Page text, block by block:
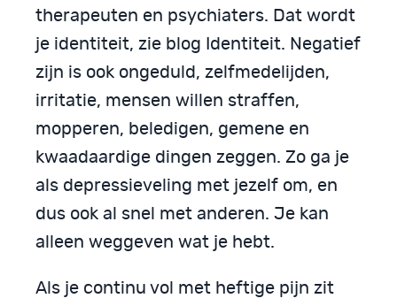
therapeuten en psychiaters. Dat wordt
je identiteit, zie blog Identiteit. Negatief
zijn is ook ongeduld, zelfmedelijden,
irritatie, mensen willen straffen,
mopperen, beledigen, gemene en
kwaadaardige dingen zeggen. Zo ga je
als depressieveling met jezelf om, en
dus ook al snel met anderen. Je kan
alleen weggeven wat je hebt.
Als je continu vol met heftige pijn zit